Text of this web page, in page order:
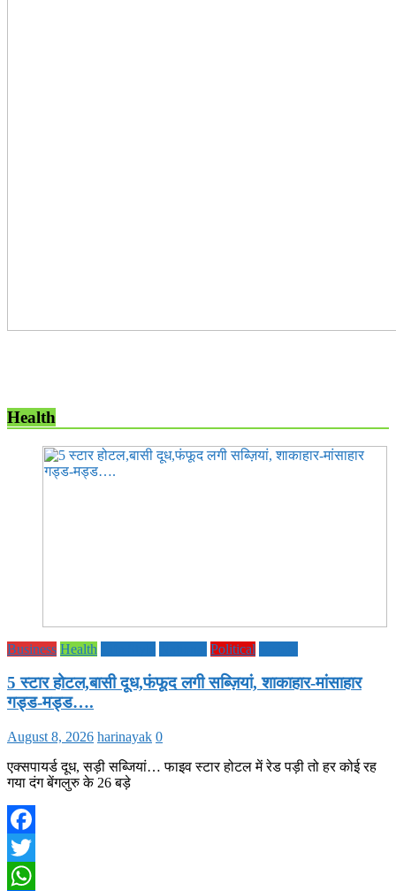
Health
Business Health Political
5 स्टार होटल,बासी दूध,फंफूद लगी सब्ज़ियां, शाकाहार-मांसाहार
गड्ड-मड्ड….
August 8, 2026 harinayak 0
एक्सपायर्ड दूध, सड़ी सब्जियां… फाइव स्टार होटल में रेड पड़ी तो हर कोई रह
गया दंग बेंगलुरु के 26 बड़े
Facebook
Twitter